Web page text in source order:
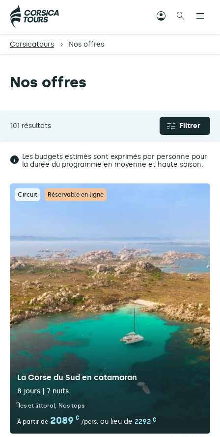
Corsicatours Nos offres
Nos offres
101 résultats Filtrer
Les budgets estimés sont exprimés par personne pour
la durée du programme en moyenne et haute saison.
Circuit Réservable en ligne
La Corse du Sud en catamaran
8 jours | 7 nuits
Îles et littoral Nos tops
À partir de 2089 €
/pers. au lieu de 2292 €